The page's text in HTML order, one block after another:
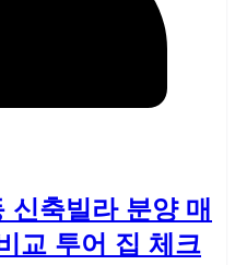
신축빌라 분양 매
교 투어 집 체크